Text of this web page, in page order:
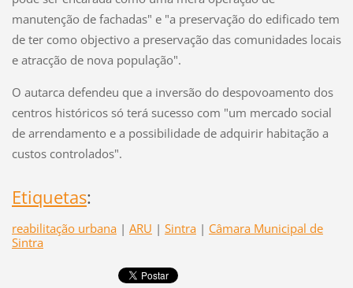
manutenção de fachadas" e "a preservação do edificado tem
de ter como objectivo a preservação das comunidades locais
e atracção de nova população".
O autarca defendeu que a inversão do despovoamento dos
centros históricos só terá sucesso com "um mercado social
de arrendamento e a possibilidade de adquirir habitação a
custos controlados".
Etiquetas:
reabilitação urbana | ARU | Sintra | Câmara Municipal de
Sintra